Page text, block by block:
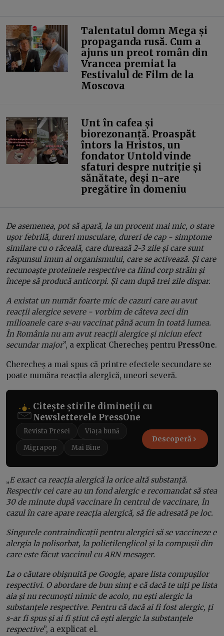
Talentatul domn Mega și
propaganda rusă. Cum a
ajuns un preot român din
Vrancea premiat la
Festivalul de Film de la
Moscova
Unt în cafea și
biorezonanță. Proaspăt
întors la Hristos, un
fondator Untold vinde
sfaturi despre nutriție și
sănătate, deși n-are
pregătire în domeniu
De asemenea, pot să apară, la un procent mai mic, o stare
ușor febrilă, dureri musculare, dureri de cap - simptome
similare cu o răceală, care durează 2-3 zile și care sunt
răspunsul imun al organismului, care se activează. Și care
recunoaște proteinele respective ca fiind corp străin și
începe să producă anticorpi. Și cam după trei zile dispar.
A existat un număr foarte mic de cazuri care au avut
reacții alergice severe - vorbim de câteva zeci din
milioanele care s-au vaccinat până acum în toată lumea.
În România nu am avut reacții alergice și niciun efect
secundar major”, a explicat Cherecheș pentru PressOne.
Cherecheș a mai spus că printre efectele secundare se
poate număra reacția alergică, uneori severă.
Citește știrile dimineții cu
Newsletterele PressOne
Revista Presei
Viața bună
Migrapop
Mai Bine
Descoperă
„E exact ca reacția alergică la orice altă substanță.
Respectiv cei care au un fond alergic e recomandat să stea
30 de minute după vaccinare în centrul de vaccinare, în
cazul în care apare reacția alergică, să fie adresată pe loc.
Singurele contraindicații pentru alergici să se vaccineze e
alergia la polisorbat, la polietilenglicol și la compușii din
care este făcut vaccinul cu ARN mesager.
La o căutare obișnuită pe Google, apare lista compușilor
respectivi. O abordare de bun simț e că dacă te uiți pe lista
aia și nu recunoști nimic de acolo, nu ești alergic la
substanțele respective. Pentru că dacă ai fi fost alergic, ți
s-ar fi spus și ai fi știut că ești alergic la substanțele
respective”, a explicat el.